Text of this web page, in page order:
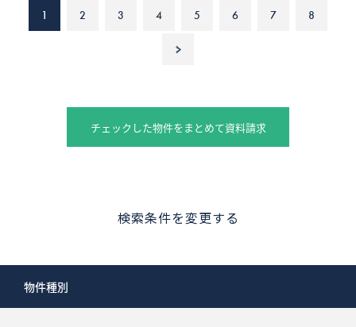
1 2 3 4 5 6 7 8
>
チェックした物件をまとめて資料請求
検索条件を変更する
物件種別